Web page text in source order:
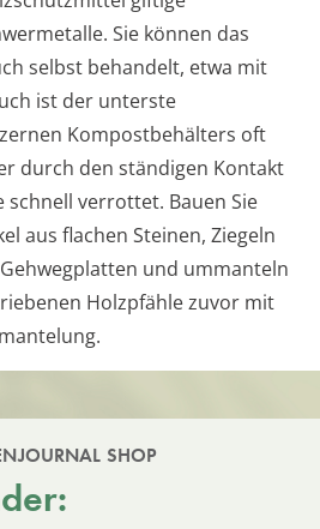
Sie können das
selbst behandelt, etwa mit
ist der unterste
Kompostbehälters oft
durch den ständigen Kontakt
verrottet. Bauen Sie
aus flachen Steinen, Ziegeln
und ummanteln
Holzpfähle zuvor mit
SHOP